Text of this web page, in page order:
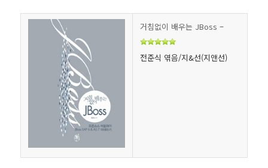
거침없이 배우는 JBoss –
전준식 엮음/지&선(지앤선)